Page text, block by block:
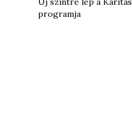
programja